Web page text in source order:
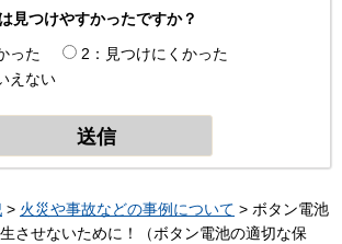
見つけやすかったですか？
った
2：見つけにくかった
えない
> 火災や事故などの事例について > ボタン電池
させないために！（ボタン電池の適切な保